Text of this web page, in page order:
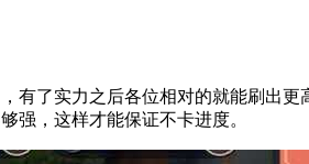
有了实力之后各位相对的就能刷出更
强，这样才能保证不卡进度。